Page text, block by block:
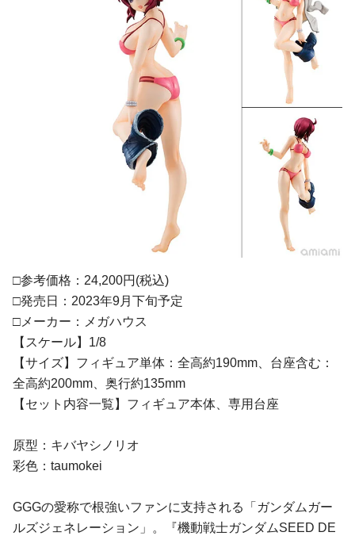
□参考価格：24,200円(税込)
□発売日：2023年9月下旬予定
□メーカー：メガハウス
【スケール】1/8
【サイズ】フィギュア単体：全高約190mm、台座含む：
全高約200mm、奥行約135mm
【セット内容一覧】フィギュア本体、専用台座
原型：キバヤシノリオ
彩色：taumokei
GGGの愛称で根強いファンに支持される「ガンダムガー
ルズジェネレーション」。『機動戦士ガンダムSEED DE